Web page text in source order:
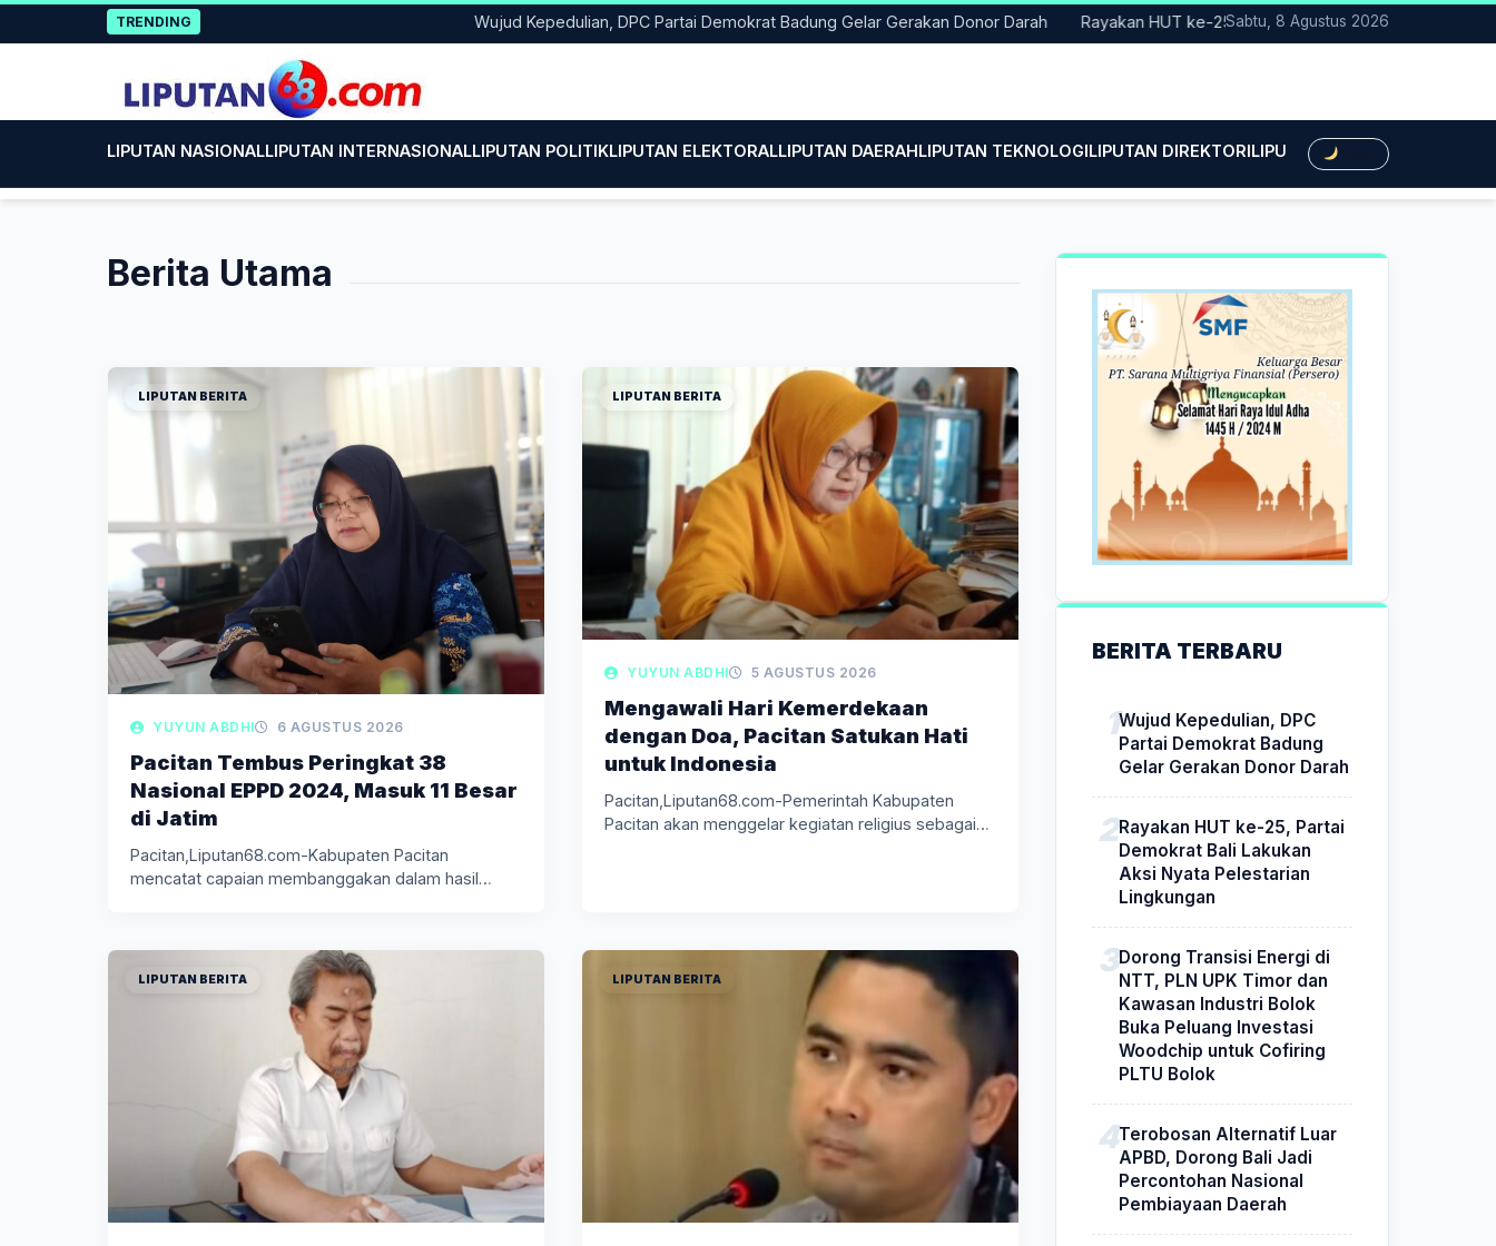
to
TRENDING Wujud Kepedulian, DPC Partai Demokrat Badung Gelar Gerakan Donor Darah Rayakan HUT ke-25, Partai Demokrat Bali Lakukan Aksi Nyata
Sabtu, 8 Agustus 2026
LIPUTAN NASIONALLIPUTAN INTERNASIONALLIPUTAN POLITIKLIPUTAN ELEKTORALLIPUTAN DAERAHLIPUTAN TEKNOLOGILIPUTAN DIREKTORILIPUTAN HUKUMLIPUTAN
Berita Utama
LIPUTAN BERITA
YUYUN ABDHI 6 AGUSTUS 2026
Pacitan Tembus Peringkat 38
Nasional EPPD 2024, Masuk 11 Besar
di Jatim
Pacitan,Liputan68.com-Kabupaten Pacitan
mencatat capaian membanggakan dalam hasil
LIPUTAN BERITA
YUYUN ABDHI 5 AGUSTUS 2026
Mengawali Hari Kemerdekaan
dengan Doa, Pacitan Satukan Hati
untuk Indonesia
Pacitan,Liputan68.com-Pemerintah Kabupaten
Pacitan akan menggelar kegiatan religius sebagai
LIPUTAN BERITA LIPUTAN BERITA
BERITA TERBARU
Wujud Kepedulian, DPC
Partai Demokrat Badung
Gelar Gerakan Donor Darah
Rayakan HUT ke-25, Partai
Demokrat Bali Lakukan
Aksi Nyata Pelestarian
Lingkungan
Dorong Transisi Energi di
NTT, PLN UPK Timor dan
Kawasan Industri Bolok
Buka Peluang Investasi
Woodchip untuk Cofiring
PLTU Bolok
Terobosan Alternatif Luar
APBD, Dorong Bali Jadi
Percontohan Nasional
Pembiayaan Daerah